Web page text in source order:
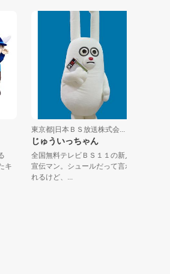
東京都|日本ＢＳ放送株式会...
じゅういっちゃん
全国無料テレビＢＳ１１の新人
宣伝マン。シュールだって言わ
れるけど、...